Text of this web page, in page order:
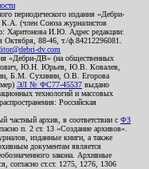
периодического издания «Дебри-
(член Союза журналистов
Харитонова И.Ю. Адрес редакции:
Октября, 88-46, т./ф.84212296081.
dv.com
«Дебри-ДВ» (на общественных
Ю.Н. Юрьев, Ю.В. Ковалев,
Б.М. Сухинин, О.В. Егорова
ЭЛ № ФС77-45537 выдано
технологий и массовых
Российская
частный архив, в соответствии с ФЗ
п. 2 ст. 13 «Создание архивов».
изданные книги, а также
документам является
закона. Архивные
согласно ст.ст. 1275, 1276, 1306